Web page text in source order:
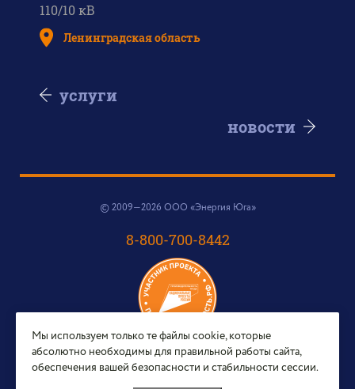
110/10 кВ
Ленинградская область
услуги
новости
© 2009—2026 ООО «Энергия Юга»
8-800-700-8442
e-mail:
sales@energy-yug.ru
Мы используем только те файлы cookie, которые
абсолютно необходимы для правильной работы сайта,
обеспечения вашей безопасности и стабильности сессии.